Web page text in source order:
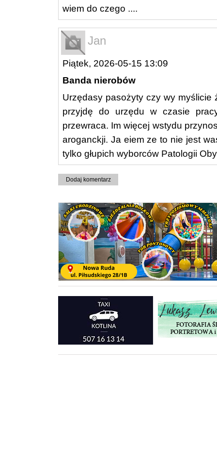
wiem do czego ....
Jan
Piątek, 2026-05-15 13:09
Banda nierobów
Urzędasy pasożyty czy wy myślicie
przyjdę do urzędu w czasie
przewraca. Im więcej wstydu
aroganckji. Ja eiem ze to nie jest
tylko głupich wyborców Patologii
Dodaj komentarz